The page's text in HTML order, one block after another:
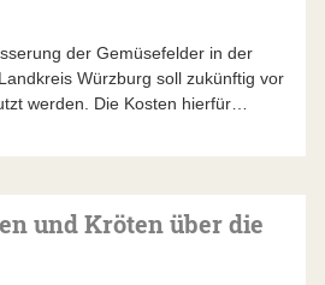
der Gemüsefelder in der
Würzburg soll zukünftig vor
werden. Die Kosten hierfür…
und Kröten über die